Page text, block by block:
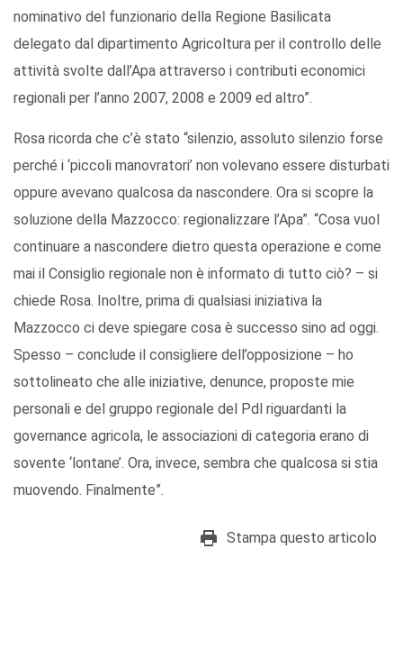
nominativo del funzionario della Regione Basilicata
delegato dal dipartimento Agricoltura per il controllo delle
attività svolte dall’Apa attraverso i contributi economici
regionali per l’anno 2007, 2008 e 2009 ed altro”.
Rosa ricorda che c’è stato “silenzio, assoluto silenzio forse
perché i ‘piccoli manovratori’ non volevano essere disturbati
oppure avevano qualcosa da nascondere. Ora si scopre la
soluzione della Mazzocco: regionalizzare l’Apa”. “Cosa vuol
continuare a nascondere dietro questa operazione e come
mai il Consiglio regionale non è informato di tutto ciò? – si
chiede Rosa. Inoltre, prima di qualsiasi iniziativa la
Mazzocco ci deve spiegare cosa è successo sino ad oggi.
Spesso – conclude il consigliere dell’opposizione – ho
sottolineato che alle iniziative, denunce, proposte mie
personali e del gruppo regionale del Pdl riguardanti la
governance agricola, le associazioni di categoria erano di
sovente ‘lontane’. Ora, invece, sembra che qualcosa si stia
muovendo. Finalmente”.
Stampa questo articolo